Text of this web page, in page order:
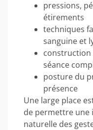
pressions,
étirements
techniques
sanguine et
construction
séance
posture du
présence
Une large place
de permettre
naturelle des